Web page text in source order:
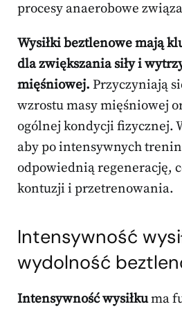
procesy anaerobowe
Wysiłki beztlenowe mają
dla zwiększania siły i
mięśniowej. Przyczyniają
wzrostu masy mięśniowej
ogólnej kondycji fizycznej.
aby po intensywnych
odpowiednią regenerację,
kontuzji i przetrenowania.
Intensywność
wydolność
Intensywność wysiłkuma